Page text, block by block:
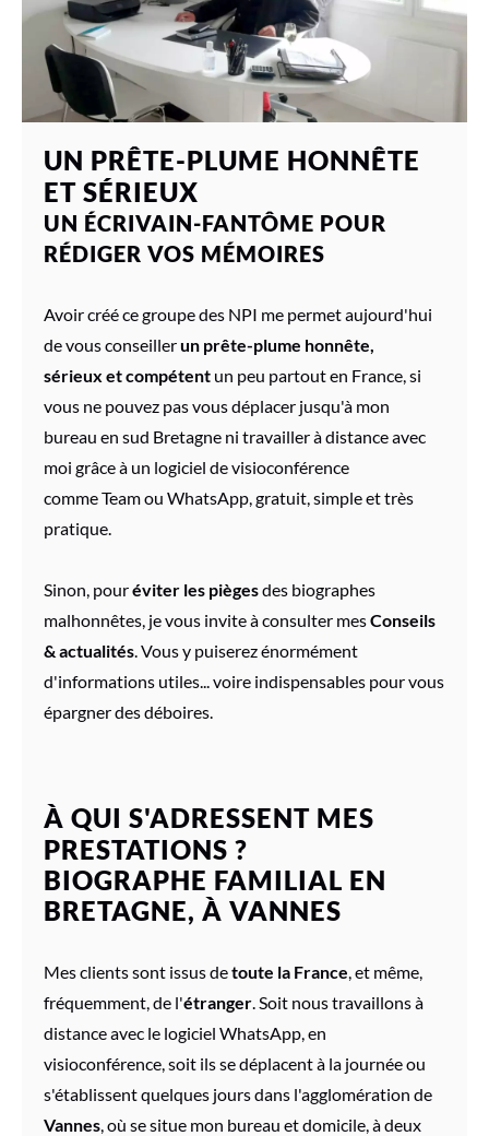
UN PRÊTE-PLUME HONNÊTE
ET SÉRIEUX
UN ÉCRIVAIN-FANTÔME POUR
RÉDIGER VOS MÉMOIRES
Avoir créé cegroupe des NPI me permet aujourd'hui
devous conseillerun prête-plume honnête,
sérieux et compétent un peu partout en France, si
vous ne pouvez pas vous déplacer jusqu'à mon
bureau en sud Bretagne ni travailler à distance avec
moi grâce à un logiciel de visioconférence
comme Team ou WhatsApp, gratuit, simple et très
pratique.
Sinon, pouréviter les piègesdes biographes
malhonnêtes, je vous invite à consulter mesConseils
& actualités. Vous y puiserez énormément
d'informations utiles... voire indispensables pour vous
épargner des déboires.
À QUI S'ADRESSENT MES
PRESTATIONS ?
BIOGRAPHE FAMILIAL EN
BRETAGNE, À VANNES
Mes clients sont issus detoute la France, et même,
fréquemment, de l'étranger. Soit nous travaillons à
distance avec le logiciel WhatsApp, en
visioconférence, soit ils se déplacent à la journée ou
s'établissent quelques jours dans l'agglomération de
Vannes, où se situe mon bureau et domicile, à deux